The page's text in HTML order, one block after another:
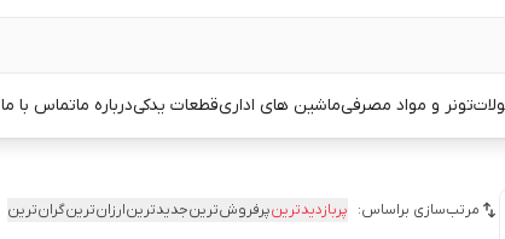
تونر و مواد مصرفیماشین های اداریقطعات یدکیدرباره ماتماس با ما
مرتب‌سازی براساس: پربازدیدترینپرفروش‌ترینجدیدترینارزان‌ترینگران‌ترین